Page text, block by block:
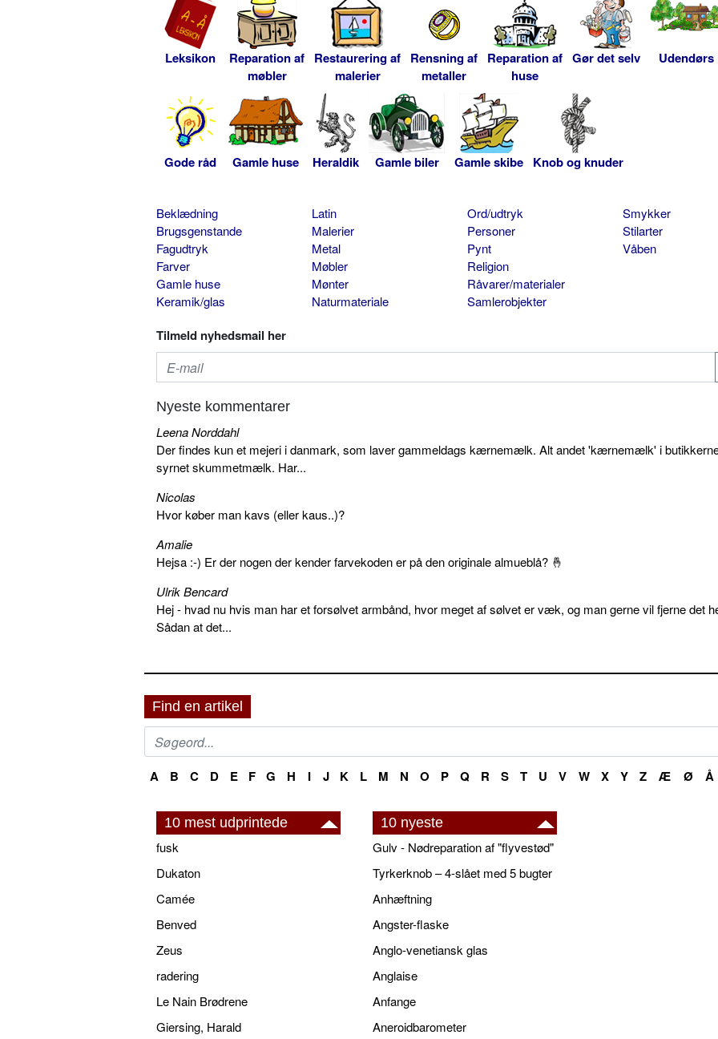
Leksikon
Reparation af
møbler
Restaurering af
malerier
Rensning af
metaller
Reparation af
huse
Gør det selv Udendørs
Gode råd Gamle huse Heraldik Gamle biler Gamle skibe Knob og knuder
Beklædning
Brugsgenstande
Fagudtryk
Farver
Gamle huse
Keramik/glas
Latin
Malerier
Metal
Møbler
Mønter
Naturmateriale
Ord/udtryk
Personer
Pynt
Religion
Råvarer/materialer
Samlerobjekter
Smykker
Stilarter
Våben
Tilmeld nyhedsmail her
Nyeste kommentarer
Leena Norddahl
Der findes kun et mejeri i danmark, som laver gammeldags kærnemælk. Alt andet 'kærnemælk' i
syrnet skummetmælk. Har...
Nicolas
Hvor køber man kavs (eller kaus..)?
Amalie
Hejsa :-) Er der nogen der kender farvekoden er på den originale almueblå? 🤞
Ulrik Bencard
Hej - hvad nu hvis man har et forsølvet armbånd, hvor meget af sølvet er væk, og man gerne vil fjerne det
Sådan at det...
Find en artikel
A B C D E F G H I J K L M N O P Q R S T U V W X Y Z Æ Ø Å
10 mest udprintede
fusk
Dukaton
Camée
Benved
Zeus
radering
Le Nain Brødrene
Giersing, Harald
10 nyeste
Gulv - Nødreparation af "flyvestød"
Tyrkerknob – 4-slået med 5 bugter
Anhæftning
Angster-flaske
Anglo-venetiansk glas
Anglaise
Anfange
Aneroidbarometer